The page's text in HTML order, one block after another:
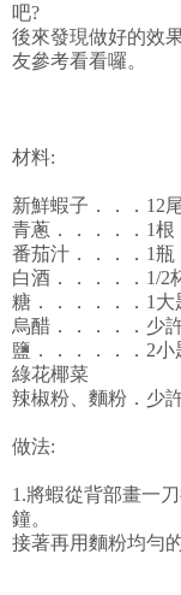
吧?
後來發現做好的效
友參考看看囉。
材料:
新鮮蝦子．．．12
青蔥．．．．．1根
番茄汁．．．．1瓶
白酒．．．．．1/2
糖．．．．．．1大
烏醋．．．．．少
鹽．．．．．．2小
綠花椰菜
辣椒粉、麵粉．少
做法:
1.將蝦從背部畫一
鐘。
接著再用麵粉均勻